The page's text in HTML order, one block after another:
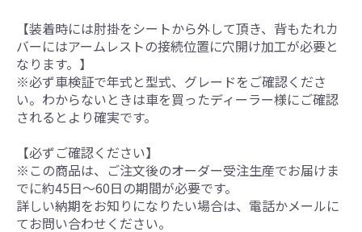
【装着時には肘掛をシートから外して頂き、背もたれカ
バーにはアームレストの接続位置に穴開け加工が必要と
なります。】
※必ず車検証で年式と型式、グレードをご確認くださ
い。わからないときは車を買ったディーラー様にご確認
されるとより確実です。
【必ずご確認ください】
※この商品は、ご注文後のオーダー受注生産でお届けま
でに約45日～60日の期間が必要です。
詳しい納期をお知りになりたい場合は、電話かメールに
てお問い合わせください。